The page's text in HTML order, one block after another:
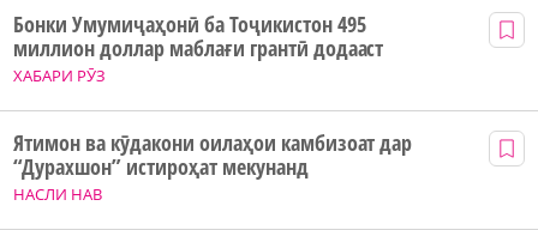
ХАБАРИ РӮЗ
Бонки Умумиҷаҳонӣ ба Тоҷикистон 495
миллион доллар маблағи грантӣ додааст
НАСЛИ НАВ
Ятимон ва кӯдакони оилаҳои камбизоат дар
“Дурахшон” истироҳат мекунанд